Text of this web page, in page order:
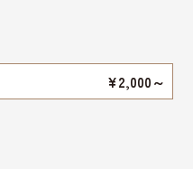
¥2,000～